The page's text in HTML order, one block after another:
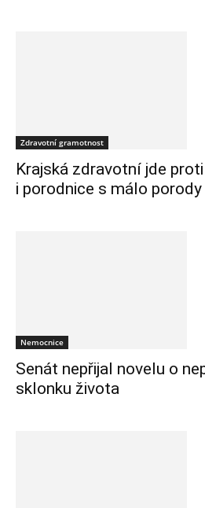
Zdravotní gramotnost
Krajská zdravotní jde
i porodnice s málo porody
Nemocnice
Senát nepřijal novelu o
sklonku života